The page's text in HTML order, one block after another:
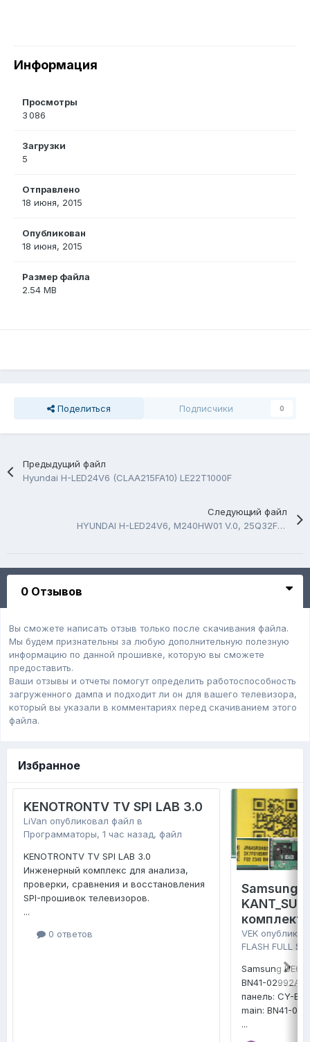
Информация
Просмотры
3 086
Загрузки
5
Отправлено
18 июня, 2015
Опубликован
18 июня, 2015
Размер файла
2.54 MB
Поделиться Подписчики 0
Предыдущий файл
Hyundai H-LED24V6 (CLAA215FA10) LE22T1000F
Следующий файл
HYUNDAI H-LED24V6, M240HW01 V.0, 25Q32FVSIG
0 Отзывов
Вы сможете написать отзыв только после скачивания файла.
Мы будем признательны за любую дополнительную полезную
информацию по данной прошивке, которую вы сможете
предоставить.
Ваши отзывы и отчеты помогут определить работоспособность
загруженного дампa и подходит ли он для вашего телевизора,
который вы указали в комментариях перед скачиванием этого
файла.
Избранное
KENOTRONTV TV SPI LAB 3.0
LiVan опубликовал файл в
Программаторы, 1 час назад, файл
KENOTRONTV TV SPI LAB 3.0
Инженерный комплекс для анализа,
проверки, сравнения и восстановления
SPI-прошивок телевизоров.
...
0 ответов
Samsung
комплект
VEK
FLASH FULL
Samsung
BN41-02992A
панель: CY-
main: BN41-
...